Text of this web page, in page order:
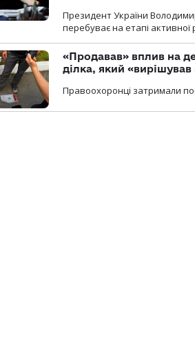
Президент України
перебуває на етапі активної
«Продавав» вплив на
ділка, який
Правоохоронці затримали